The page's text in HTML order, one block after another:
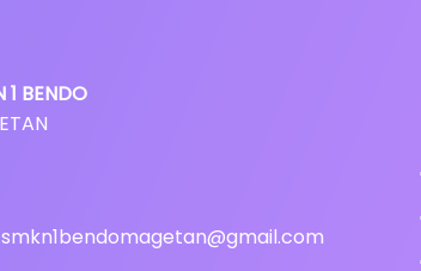
1 BENDO
smkn1bendomagetan@gmail.com